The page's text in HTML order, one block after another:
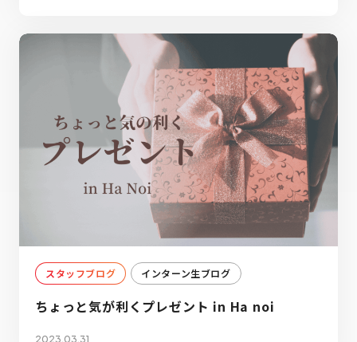
スタッフブログ インターン生ブログ
ちょっと気が利くプレゼント in Ha noi
2023.03.31